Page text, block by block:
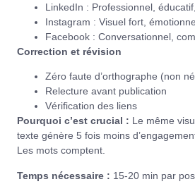
LinkedIn : Professionnel,
Instagram : Visuel fort,
Facebook : Conversationnel,
Correction et révision
Zéro faute d’orthographe (non
Relecture avant publication
Vérification des liens
Pourquoi c’est crucial : Le même
texte génère 5 fois moins
Les mots comptent.
Temps nécessaire : 15-20 min par